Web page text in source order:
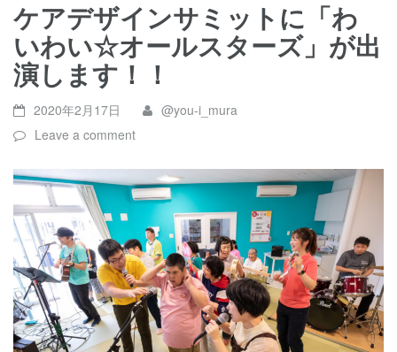
ケアデザインサミットに「わ
いわい☆オールスターズ」が出
演します！！
2020年2月17日
@you-i_mura
Leave a comment